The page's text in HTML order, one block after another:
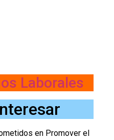
Laborales
en Promover el